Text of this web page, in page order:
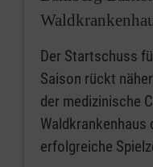
Der Startschuss
Saison rückt
der medizinische
Waldkrankenhaus
erfolgreiche